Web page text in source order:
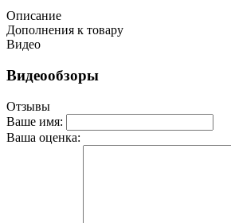
Описание
Дополнения к товару
Видео
Видеообзоры
Отзывы
Ваше имя:
Ваша оценка: